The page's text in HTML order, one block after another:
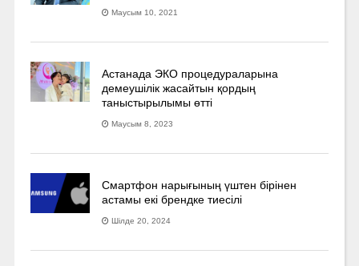
Маусым 10, 2021
Астанада ЭКО процедураларына
демеушілік жасайтын қордың
таныстырылымы өтті
Маусым 8, 2023
Смартфон нарығының үштен бірінен
астамы екі брендке тиесілі
Шілде 20, 2024